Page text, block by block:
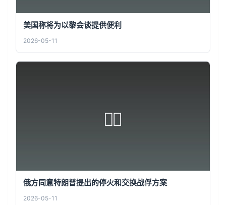
美国称将为以黎会谈提供便利
2026-05-11
俄方同意特朗普提出的停火和交换战俘方案
2026-05-11